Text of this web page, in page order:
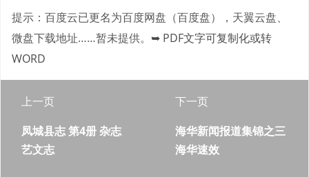
提示：百度云已更名为百度网盘（百度盘），天翼云盘、
微盘下载地址……暂未提供。 ➥ PDF文字可复制化或转
WORD
上一页
凤城县志 第4册 杂志
艺文志
下一页
海华新闻报道集锦之三
海华速效